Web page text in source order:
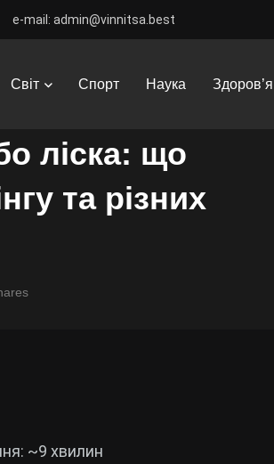
e-mail: admin@vinnitsa.best
Світ Спорт Наука Здоров’я
/ Плетений шнур або ліска: що вибрати
ліска: що
та різних
~9 хвилин